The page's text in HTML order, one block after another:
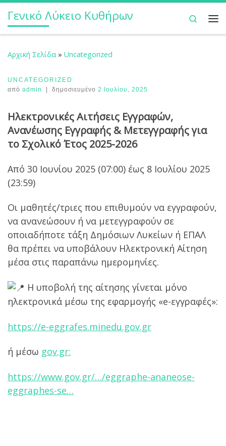
Μετάβαση στο περιεχόμενο
Γενικό Λύκειο Κυθήρων
Search
Αρχική Σελίδα » Uncategorized
UNCATEGORIZED
από admin δημοσιευμένο 2 Ιουλίου, 2025
Ηλεκτρονικές Αιτήσεις Εγγραφών,
Ανανέωσης Εγγραφής & Μετεγγραφής για
το Σχολικό Έτος 2025-2026
Από 30 Ιουνίου 2025 (07:00) έως 8 Ιουλίου 2025
(23:59)
Οι μαθητές/τριες που επιθυμούν να εγγραφούν,
να ανανεώσουν ή να μετεγγραφούν σε
οποιαδήποτε τάξη Δημόσιων Λυκείων ή ΕΠΑΛ
θα πρέπει να υποβάλουν Ηλεκτρονική Αίτηση
μέσα στις παραπάνω ημερομηνίες.
Η υποβολή της αίτησης γίνεται μόνο
ηλεκτρονικά μέσω της εφαρμογής «e-εγγραφές»:
https://e-eggrafes.minedu.gov.gr
ή μέσω gov.gr:
https://www.gov.gr/…/eggraphe-ananeose-
eggraphes-se…